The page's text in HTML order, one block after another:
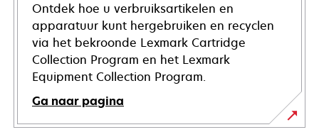
Ontdek hoe u verbruiksartikelen en
apparatuur kunt hergebruiken en recyclen
via het bekroonde Lexmark Cartridge
Collection Program en het Lexmark
Equipment Collection Program.
Ga naar pagina